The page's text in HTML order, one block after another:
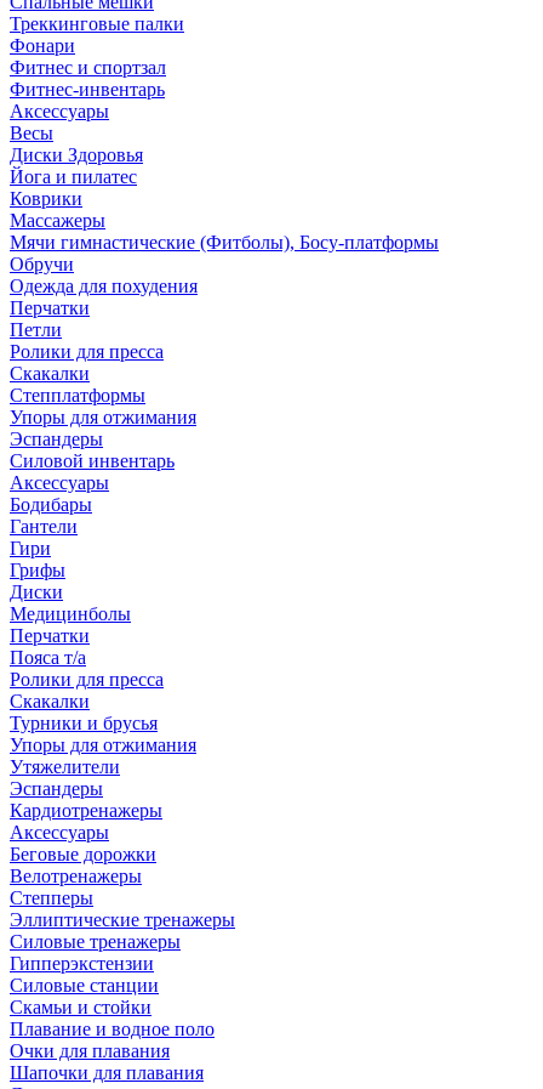
Треккинговые палки
Фонари
Фитнес и спортзал
Фитнес-инвентарь
Аксессуары
Весы
Диски Здоровья
Йога и пилатес
Коврики
Массажеры
Мячи гимнастические (Фитболы), Босу-платформы
Обручи
Одежда для похудения
Перчатки
Петли
Ролики для пресса
Скакалки
Степплатформы
Упоры для отжимания
Эспандеры
Силовой инвентарь
Аксессуары
Бодибары
Гантели
Гири
Грифы
Диски
Медицинболы
Перчатки
Пояса т/а
Ролики для пресса
Скакалки
Турники и брусья
Упоры для отжимания
Утяжелители
Эспандеры
Кардиотренажеры
Аксессуары
Беговые дорожки
Велотренажеры
Степперы
Эллиптические тренажеры
Силовые тренажеры
Гипперэкстензии
Силовые станции
Скамьи и стойки
Плавание и водное поло
Очки для плавания
Шапочки для плавания